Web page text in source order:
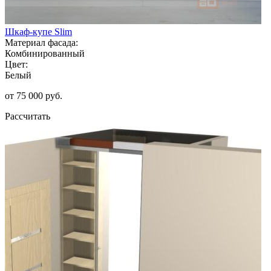
Шкаф-купе Slim
Материал фасада:
Комбинированный
Цвет:
Белый
от 75 000 руб.
Рассчитать